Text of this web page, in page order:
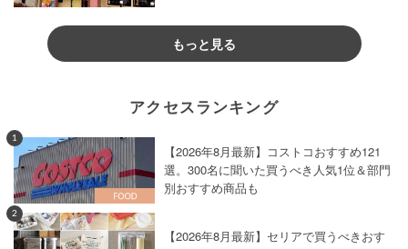
もっと見る
アクセスランキング
1
【2026年8月最新】コストコおすすめ121
選。300名に聞いた買うべき人気1位＆部門
別おすすめ商品も
2
【2026年8月最新】セリアで買うべきおす